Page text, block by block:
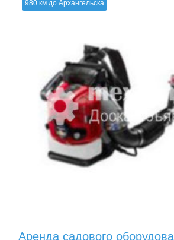
980 км до Архангельска
Аренда садового